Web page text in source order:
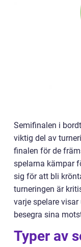
Semifinalen i
viktig del av
finalen för de
spelarna kämpar
sig för att bli
turneringen är
varje spelare
besegra sina
Typer av